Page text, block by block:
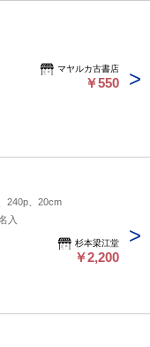
マヤルカ古書店
￥550
240p、20cm
入
杉本梁江堂
￥2,200